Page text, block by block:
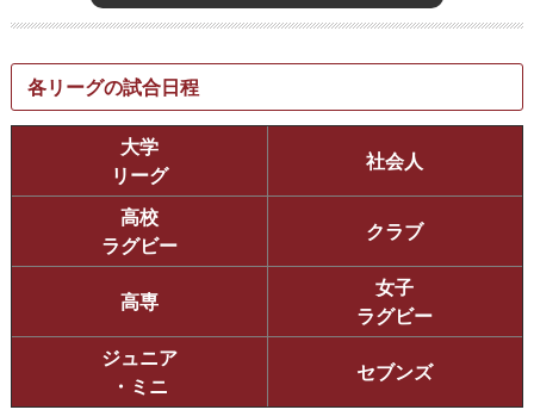
各リーグの試合日程
大学
リーグ
社会人
高校
ラグビー
クラブ
高専
女子
ラグビー
ジュニア
・ミニ
セブンズ